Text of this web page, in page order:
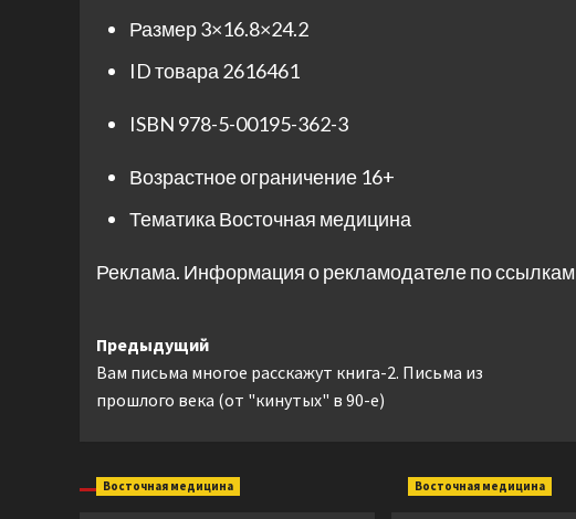
Размер3×16.8×24.2
ID товара 2616461
ISBN 978-5-00195-362-3
Возрастное ограничение 16+
Тематика Восточная медицина
Реклама. Информация о рекламодателе по ссылкам
Навигация
записи
Предыдущий
Вам письма многое расскажут книга-2. Письма из
прошлого века (от "кинутых" в 90-е)
Восточная медицина Восточная медицина